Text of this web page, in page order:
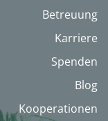
Betreuung
Karriere
Spenden
Blog
Kooperationen